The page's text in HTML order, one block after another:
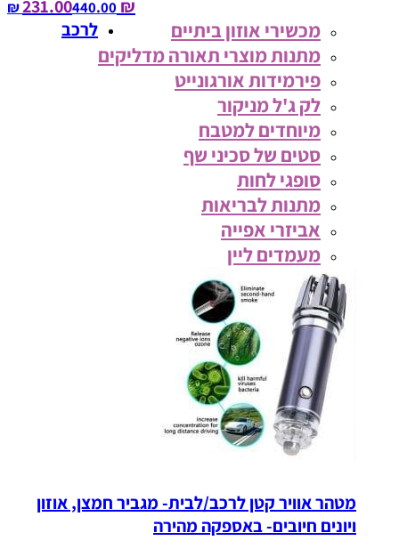
₪ 231.00
440.00‏ ₪
מכשירי אוזון ביתיים
מתנות מוצרי תאורה מדליקים
פירמידות אורגונייט
לק ג'ל מניקור
מיוחדים למטבח
סטים של סכיני שף
סופגי לחות
מתנות לבריאות
אביזרי אפייה
מעמדים ליין
לרכב
מטהר אוויר קטן לרכב/לבית- מגביר חמצן, אוזון
ויונים חיובים- באספקה מהירה